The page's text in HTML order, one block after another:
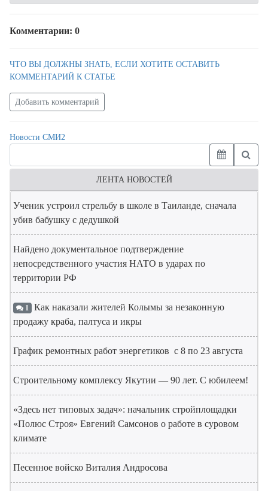
Комментарии: 0
ЧТО ВЫ ДОЛЖНЫ ЗНАТЬ, ЕСЛИ ХОТИТЕ ОСТАВИТЬ
КОММЕНТАРИЙ К СТАТЬЕ
Добавить комментарий
Новости СМИ2
ЛЕНТА НОВОСТЕЙ
Ученик устроил стрельбу в школе в Таиланде, сначала
убив бабушку с дедушкой
Найдено документальное подтверждение
непосредственного участия НАТО в ударах по
территории РФ
1 Как наказали жителей Колымы за незаконную
продажу краба, палтуса и икры
График ремонтных работ энергетиков с 8 по 23 августа
Строительному комплексу Якутии — 90 лет. С юбилеем!
«Здесь нет типовых задач»: начальник стройплощадки
«Полюс Строя» Евгений Самсонов о работе в суровом
климате
Песенное войско Виталия Андросова